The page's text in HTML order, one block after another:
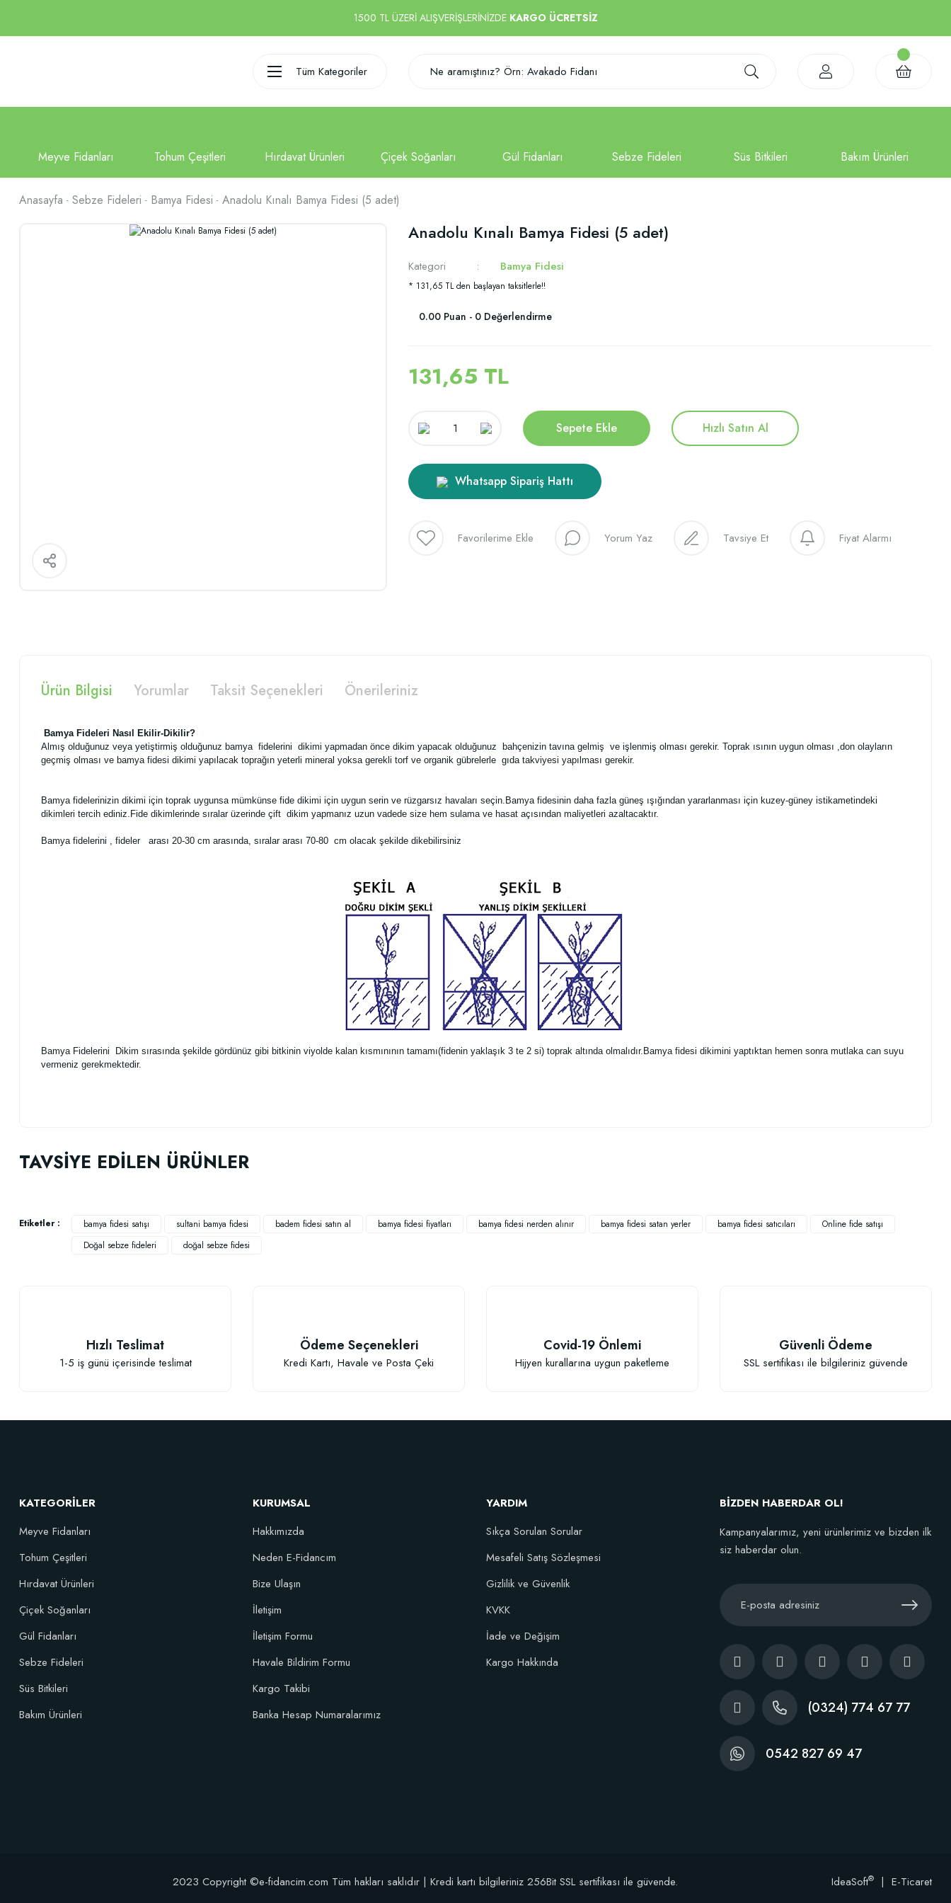
1500 TL ÜZERİ ALIŞVERİŞLERİNİZDE KARGO ÜCRETSİZ
Tüm Kategoriler
Anasayfa Sebze Fideleri Bamya Fidesi Anadolu Kınalı Bamya Fidesi (5 adet)
Anadolu Kınalı Bamya Fidesi (5 adet)
Kategori Bamya Fidesi
* 131,65 TL den başlayan taksitlerle!!
0.00 Puan - 0 Değerlendirme
131,65 TL
Sepete Ekle Hızlı Satın Al
Whatsapp Sipariş Hattı
Yorum Yaz Tavsiye Et Fiyat Alarmı
Ürün Bilgisi Yorumlar Taksit Seçenekleri Önerileriniz
Bamya Fideleri Nasıl Ekilir-Dikilir?
Almış olduğunuz veya yetiştirmiş olduğunuz bamya fidelerini dikimi yapmadan önce dikim yapacak olduğunuz bahçenizin tavına gelmiş ve işlenmiş olması gerekir. Toprak ısının uygun olması ,don olayların
geçmiş olması ve bamya fidesi dikimi yapılacak toprağın yeterli mineral yoksa gerekli torf ve organik gübrelerle gıda takviyesi yapılması gerekir.
Bamya fidelerinizin dikimi için toprak uygunsa mümkünse fide dikimi için uygun serin ve rüzgarsız havaları seçin.Bamya fidesinin daha fazla güneş ışığından yararlanması için kuzey-güney istikametindeki
dikimleri tercih ediniz.Fide dikimlerinde sıralar üzerinde çift dikim yapmanız uzun vadede size hem sulama ve hasat açısından maliyetleri azaltacaktır.
Bamya fidelerini , fideler arası 20-30 cm arasında, sıralar arası 70-80 cm olacak şekilde dikebilirsiniz
Bamya Fidelerini Dikim sırasında şekilde gördünüz gibi bitkinin viyolde kalan kısmınının tamamı(fidenin yaklaşık 3 te 2 si) toprak altında olmalıdır.Bamya fidesi dikimini yaptıktan hemen sonra mutlaka can suyu
vermeniz gerekmektedir.
Ürün bilgilerinde hatalar bulunuyor.
Ürün fiyatı diğer sitelerden daha pahalı.
TAVSİYE EDİLEN ÜRÜNLER
Nitril Ergonomik Bahçe Eldiveni
Etiketler : bamya fidesi satışı sultani bamya fidesi badem fidesi satın al bamya fidesi fiyatları bamya fidesi nerden alınır bamya fidesi satan yerler bamya fidesi satıcıları
Online fide satışı
Doğal sebze fideleri
doğal sebze fidesi
Hızlı Teslimat
1-5 iş günü içerisinde teslimat
Ödeme Seçenekleri
Kredi Kartı, Havale ve Posta Çeki
Covid-19 Önlemi
Hijyen kurallarına uygun paketleme
Güvenli Ödeme
SSL sertifikası ile bilgileriniz güvende
KATEGORİLER
Meyve Fidanları
Tohum Çeşitleri
Hırdavat Ürünleri
Çiçek Soğanları
Gül Fidanları
Sebze Fideleri
Süs Bitkileri
Bakım Ürünleri
KURUMSAL
Hakkımızda
Neden E-Fidancım
Bize Ulaşın
İletişim
İletişim Formu
Havale Bildirim Formu
Kargo Takibi
Banka Hesap Numaralarımız
YARDIM
Sıkça Sorulan Sorular
Mesafeli Satış Sözleşmesi
Gizlilik ve Güvenlik
KVKK
İade ve Değişim
Kargo Hakkında
BİZDEN HABERDAR OL!
Kampanyalarımız, yeni ürünlerimiz ve bizden ilk
siz haberdar olun.
(0324) 774 67 77
0542 827 69 47
2023 Copyright ©e-fidancim.com Tüm hakları saklıdır | Kredi kartı bilgileriniz 256Bit SSL sertifikası ile güvende. IdeaSoft® | E-Ticaret